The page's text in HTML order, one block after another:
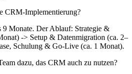
CRM-Implementierung?
9 Monate. Der Ablauf: Strategie &
-> Setup & Datenmigration (ca. 2–
Schulung & Go-Live (ca. 1 Monat).
dazu, das CRM auch zu nutzen?